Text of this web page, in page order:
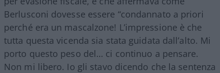
Berlusconi dovesse essere “condannato a priori
perché era un mascalzone! L’impressione è che
tutta questa vicenda sia stata guidata dall’alto. Mi
porto questo peso del… ci continuo a pensare.
Non mi libero. Io gli stavo dicendo che la sentenza